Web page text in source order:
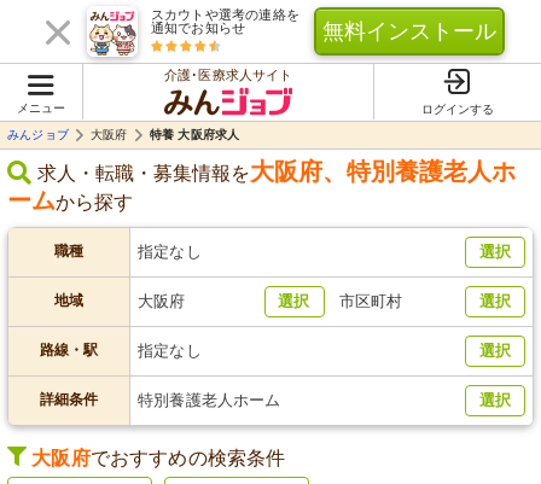
スカウトや選考の連絡を
通知でお知らせ
無料インストール
メニュー
介護･医療求人サイト
ログインする
みんジョブ
大阪府 特養 大阪府求人
求人・転職・募集情報を大阪府、 特別養護老人ホ
ームから探す
職種 指定なし 選択
地域 大阪府 選択 市区町村 選択
路線・駅 指定なし 選択
詳細条件 特別養護老人ホーム 選択
大阪府でおすすめの検索条件